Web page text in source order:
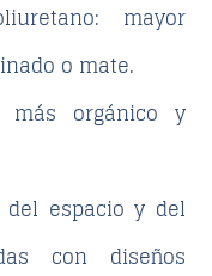
: mayor
o mate.
más orgánico y
espacio y del
con diseños